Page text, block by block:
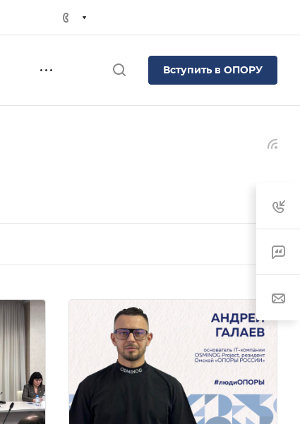
Вступить в ОПОРУ